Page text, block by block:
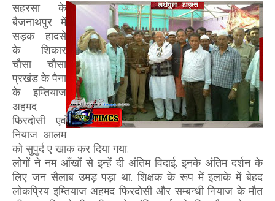
सहरसा के
बैजनाथपुर में
सड़क हादसे
के शिकार
चौसा चौसा
प्रखंड के पैना
के इम्तियाज
अहमद
फिरदोसी एवं
नियाज आलम
को सुपुर्द ए खाक कर दिया गया.
लोगों ने नम आँखों से इन्हें दी अंतिम विदाई. इनके अंतिम दर्शन के
लिए जन सैलाब उमड़ पड़ा था. शिक्षक के रूप में इलाके में बेहद
लोकप्रिय इम्तियाज अहमद फिरदोसी और सम्बन्धी नियाज के मौत